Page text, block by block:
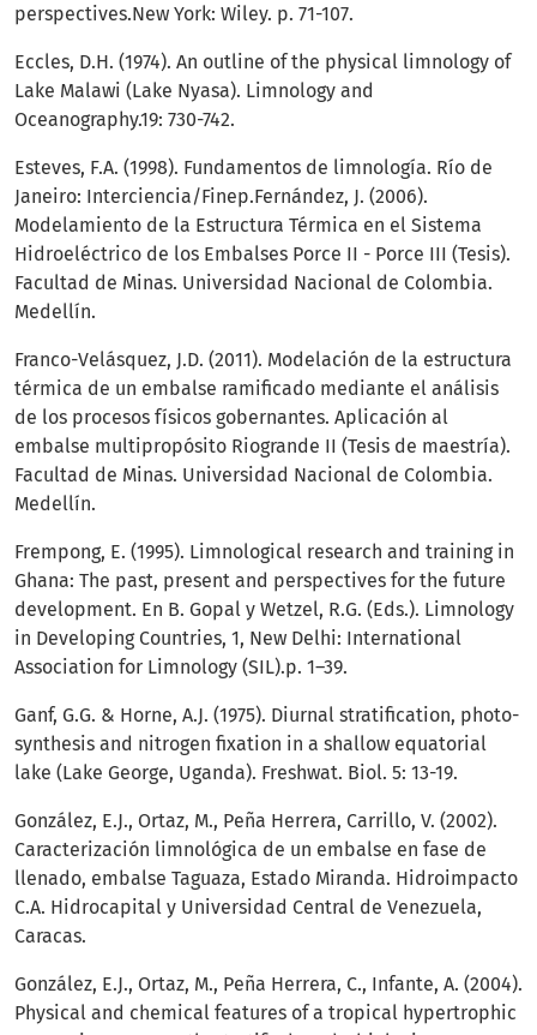
perspectives.New York: Wiley. p. 71-107.
Eccles, D.H. (1974). An outline of the physical limnology of
Lake Malawi (Lake Nyasa). Limnology and
Oceanography.19: 730-742.
Esteves, F.A. (1998). Fundamentos de limnología. Río de
Janeiro: Interciencia/Finep.Fernández, J. (2006).
Modelamiento de la Estructura Térmica en el Sistema
Hidroeléctrico de los Embalses Porce II - Porce III (Tesis).
Facultad de Minas. Universidad Nacional de Colombia.
Medellín.
Franco-Velásquez, J.D. (2011). Modelación de la estructura
térmica de un embalse ramificado mediante el análisis
de los procesos físicos gobernantes. Aplicación al
embalse multipropósito Riogrande II (Tesis de maestría).
Facultad de Minas. Universidad Nacional de Colombia.
Medellín.
Frempong, E. (1995). Limnological research and training in
Ghana: The past, present and perspectives for the future
development. En B. Gopal y Wetzel, R.G. (Eds.). Limnology
in Developing Countries, 1, New Delhi: International
Association for Limnology (SIL).p. 1–39.
Ganf, G.G. & Horne, A.J. (1975). Diurnal stratification, photo-
synthesis and nitrogen fixation in a shallow equatorial
lake (Lake George, Uganda). Freshwat. Biol. 5: 13-19.
González, E.J., Ortaz, M., Peña Herrera, Carrillo, V. (2002).
Caracterización limnológica de un embalse en fase de
llenado, embalse Taguaza, Estado Miranda. Hidroimpacto
C.A. Hidrocapital y Universidad Central de Venezuela,
Caracas.
González, E.J., Ortaz, M., Peña Herrera, C., Infante, A. (2004).
Physical and chemical features of a tropical hypertrophic